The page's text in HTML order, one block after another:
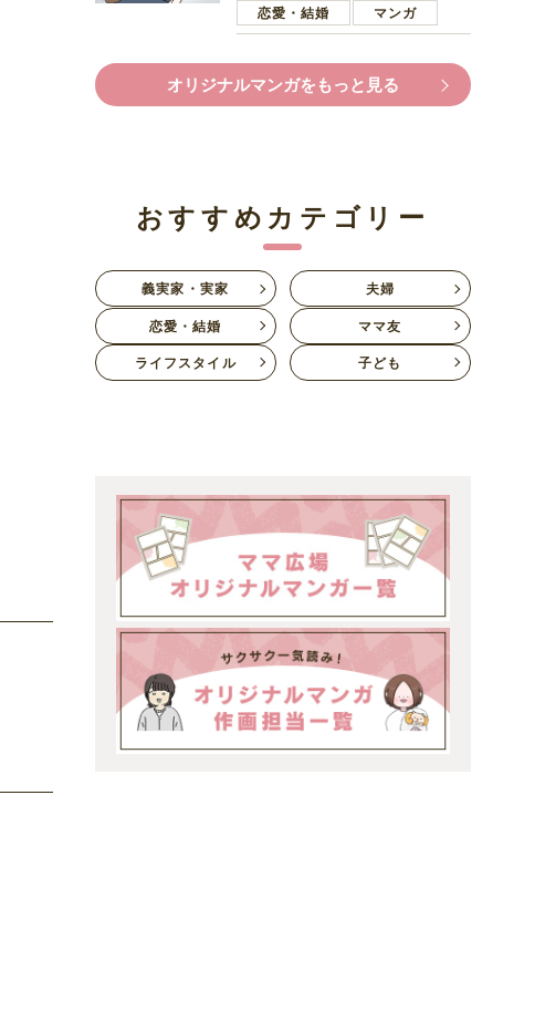
恋愛・結婚
マンガ
オリジナルマンガをもっと見る
おすすめカテゴリー
義実家・実家
夫婦
恋愛・結婚
ママ友
ライフスタイル
子ども